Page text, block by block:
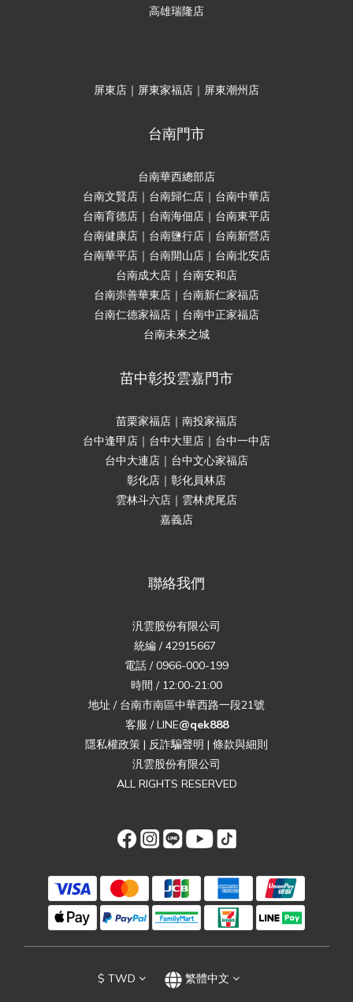
高雄瑞隆店
屏東店｜屏東家福店｜屏東潮州店
台南門市
台南華西總部店
台南文賢店｜台南歸仁店｜台南中華店
台南育德店｜台南海佃店｜台南東平店
台南健康店｜台南鹽行店｜台南新營店
台南華平店｜台南開山店｜台南北安店
台南成大店｜台南安和店
台南崇善華東店｜台南新仁家福店
台南仁德家福店｜台南中正家福店
台南未來之城
苗中彰投雲嘉門市
苗栗家福店｜南投家福店
台中逢甲店｜台中大里店｜台中一中店
台中大連店｜台中文心家福店
彰化店｜彰化員林店
雲林斗六店｜雲林虎尾店
嘉義店
聯絡我們
汎雲股份有限公司
統編 / 42915667
電話 / 0966-000-199
時間 / 12:00-21:00
地址 / 台南市南區中華西路一段21號
客服 / LINE@qek888
隱私權政策 | 反詐騙聲明 | 條款與細則
汎雲股份有限公司
ALL RIGHTS RESERVED
$ TWD 繁體中文